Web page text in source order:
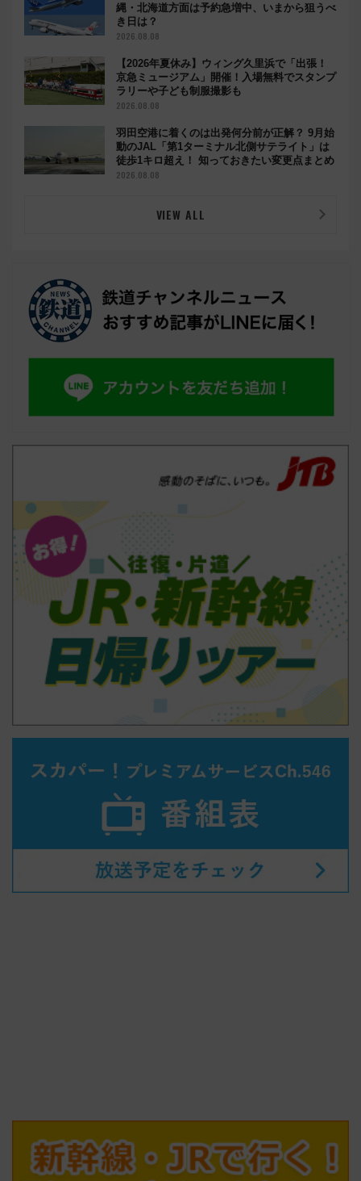
縄・北海道方面は予約急増中、いまから狙うべ
き日は？
2026.08.08
【2026年夏休み】ウィング久里浜で「出張！
京急ミュージアム」開催！入場無料でスタンプ
ラリーや子ども制服撮影も
2026.08.08
羽田空港に着くのは出発何分前が正解？ 9月始
動のJAL「第1ターミナル北側サテライト」は
徒歩1キロ超え！ 知っておきたい変更点まとめ
2026.08.08
VIEW ALL